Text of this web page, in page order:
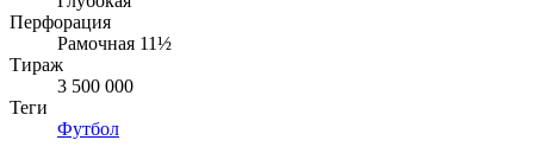
Перфорация
Рамочная 11½
Тираж
3 500 000
Теги
Футбол